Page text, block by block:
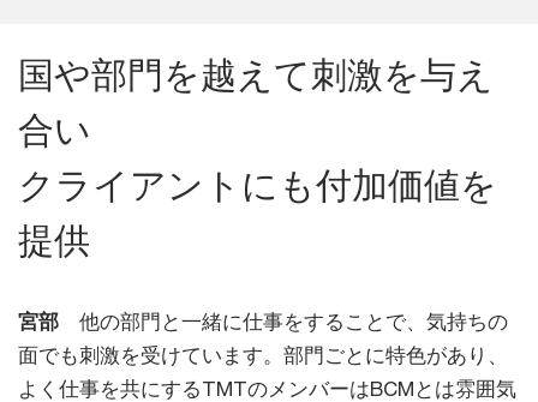
国や部門を越えて刺激を与え
合い
クライアントにも付加価値を
提供
宮部 他の部門と一緒に仕事をすることで、気持ちの
面でも刺激を受けています。部門ごとに特色があり、
よく仕事を共にするTMTのメンバーはBCMとは雰囲気